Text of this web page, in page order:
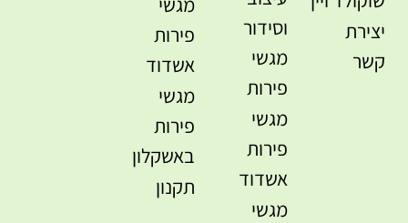
יצירת
קשר
וסידור
מגשי
פירות
מגשי
פירות
אשדוד
מגשי
פירות
אשדוד
מגשי
פירות
באשקלון
תקנון